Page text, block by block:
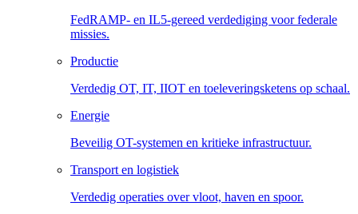
FedRAMP- en IL5-gereed verdediging voor federale
missies.
Productie
Verdedig OT, IT, IIOT en toeleveringsketens op schaal.
Energie
Beveilig OT-systemen en kritieke infrastructuur.
Transport en logistiek
Verdedig operaties over vloot, haven en spoor.